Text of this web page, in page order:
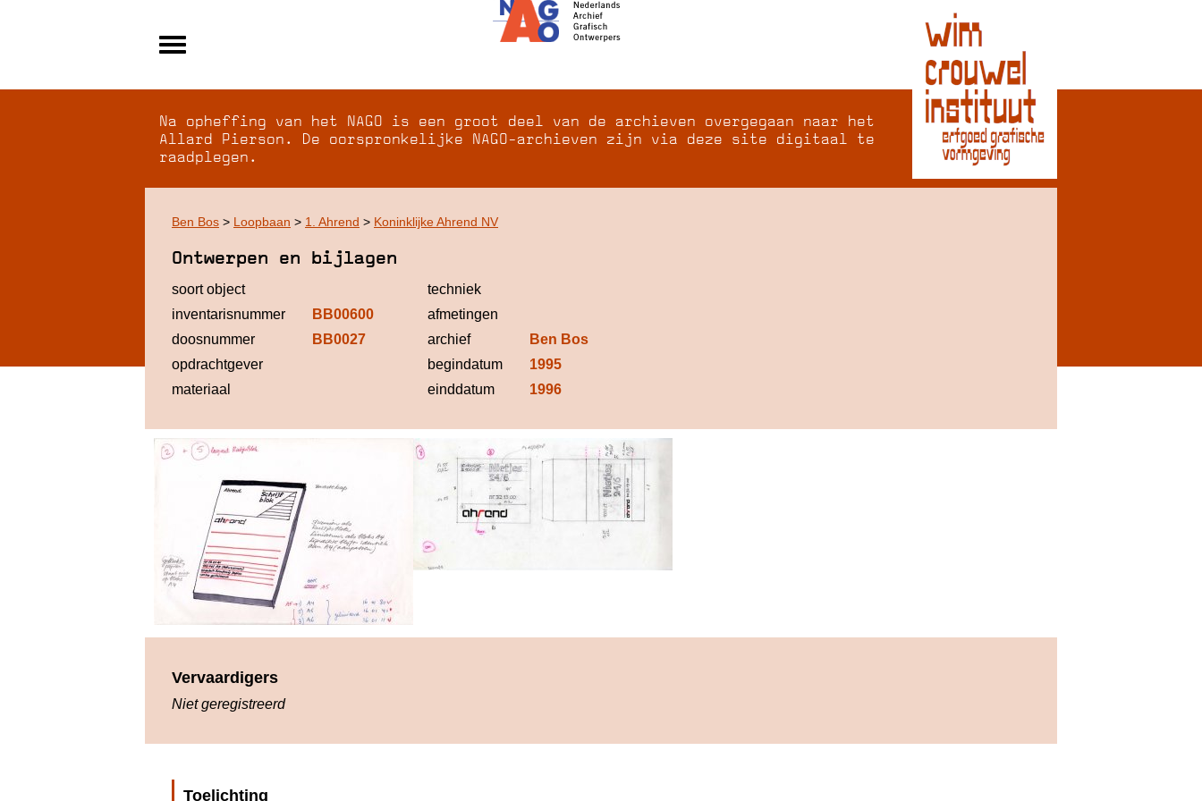
Over WCI
Inloggen
Na opheffing van het NAGO is een groot deel van de archieven overgegaan naar het
Allard Pierson. De oorspronkelijke NAGO-archieven zijn via deze site digitaal te
raadplegen.
Ben Bos > Loopbaan > 1. Ahrend > Koninklijke Ahrend NV
Ontwerpen en bijlagen
soort object
techniek
inventarisnummer
BB00600
afmetingen
doosnummer
BB0027 archief
Ben Bos
opdrachtgever
begindatum
1995
materiaal
einddatum 1996
Vervaardigers
Niet geregistreerd
Toelichting